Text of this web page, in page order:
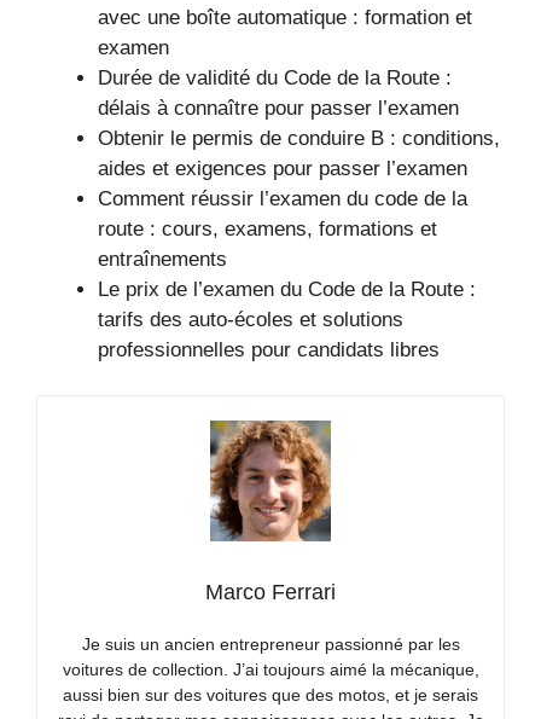
avec une boîte automatique : formation et
examen
Durée de validité du Code de la Route :
délais à connaître pour passer l’examen
Obtenir le permis de conduire B : conditions,
aides et exigences pour passer l’examen
Comment réussir l’examen du code de la
route : cours, examens, formations et
entraînements
Le prix de l’examen du Code de la Route :
tarifs des auto-écoles et solutions
professionnelles pour candidats libres
Marco Ferrari
Je suis un ancien entrepreneur passionné par les
voitures de collection. J’ai toujours aimé la mécanique,
aussi bien sur des voitures que des motos, et je serais